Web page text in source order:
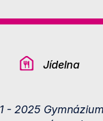
Jídelna
- 2025